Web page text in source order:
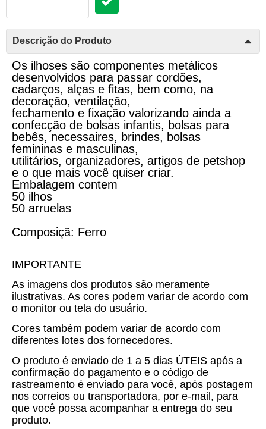
Descrição do Produto
Os ilhoses são componentes metálicos
desenvolvidos para passar cordões,
cadarços, alças e fitas, bem como, na
decoração, ventilação,
fechamento e fixação valorizando ainda a
confecção de bolsas infantis, bolsas para
bebês, necessaires, brindes, bolsas
femininas e masculinas,
utilitários, organizadores, artigos de petshop
e o que mais você quiser criar.
Embalagem contem
50 ilhos
50 arruelas
Composiçã: Ferro
IMPORTANTE
As imagens dos produtos são meramente
ilustrativas. As cores podem variar de acordo com
o monitor ou tela do usuário.
Cores também podem variar de acordo com
diferentes lotes dos fornecedores.
O produto é enviado de 1 a 5 dias ÚTEIS após a
confirmação do pagamento e o código de
rastreamento é enviado para você, após postagem
nos correios ou transportadora, por e-mail, para
que você possa acompanhar a entrega do seu
produto.